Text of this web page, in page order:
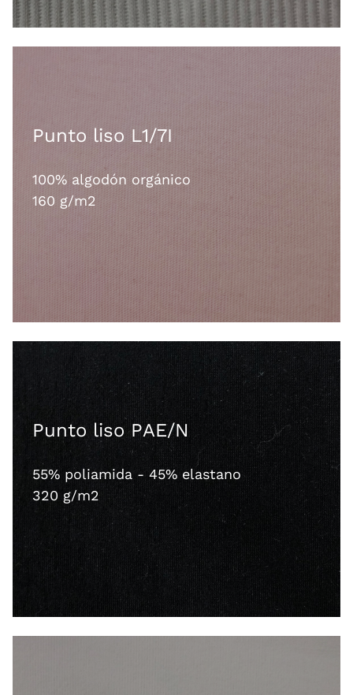
Punto liso L1/7I
100% algodón orgánico
160 g/m2
Punto liso PAE/N
55% poliamida - 45% elastano
320 g/m2